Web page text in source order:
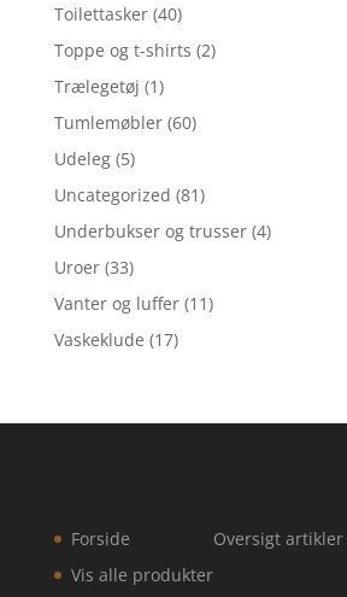
Toilettasker (40)
Toppe og t-shirts (2)
Trælegetøj (1)
Tumlemøbler (60)
Udeleg (5)
Uncategorized (81)
Underbukser og trusser (4)
Uroer (33)
Vanter og luffer (11)
Vaskeklude (17)
Forside
Vis alle produkter
Oversigt artikler